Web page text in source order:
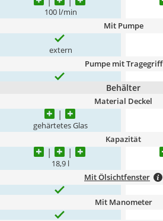
100 l/min
Mit Pumpe
extern
Pumpe mit Tragegriff
Behälter
Material Deckel
gehärtetes Glas
Kapazität
18,9 l
Mit Ölsichtfenster
Mit Manometer